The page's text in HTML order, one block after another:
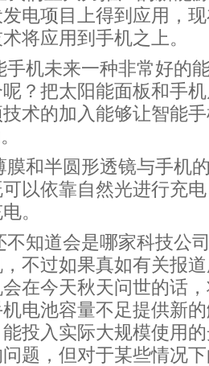
电项目上得到应用，
将应用到手机之上。
手机未来一种非常好的
？把太阳能面板和手
术的加入能够让智能
膜和半圆形透镜与手机
以依靠自然光进行充
。
不知道会是哪家科技公
不过如果真如有关报
在今天秋天问世的话
电池容量不足提供新
投入实际大规模使用
题，但对于某些情况